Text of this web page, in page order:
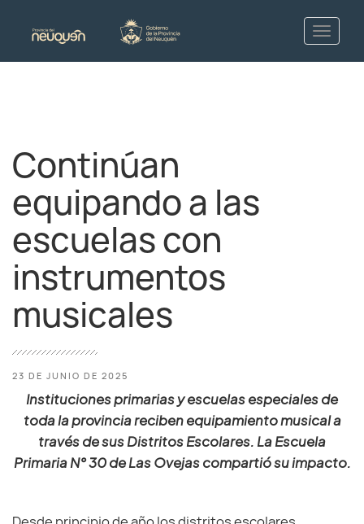
Continúan
equipando a las
escuelas con
instrumentos
musicales
23 DE JUNIO DE 2025
Instituciones primarias y escuelas especiales de
toda la provincia reciben equipamiento musical a
través de sus Distritos Escolares. La Escuela
Primaria N° 30 de Las Ovejas compartió su impacto.